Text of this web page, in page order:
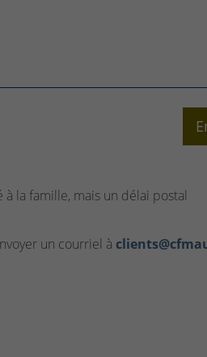
la famille, mais un délai postal
un courriel à